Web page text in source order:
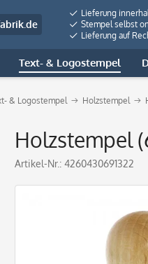
Lieferung
Stempel selbst
Lieferung auf
Text- & Logostempel
& Logostempel Holzstempel
Holzstempel
Artikel-Nr.: 4260430691322